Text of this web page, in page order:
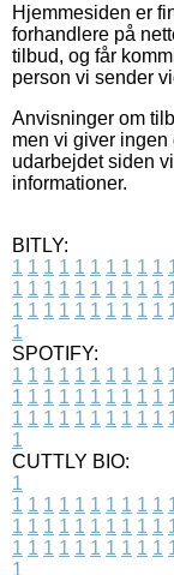
Hjemmesiden er
forhandlere på
tilbud, og får
person vi sender
Anvisninger om
men vi giver
udarbejdet siden
informationer.
BITLY:
1 1 1 1 1 1 1 1 1 1
1 1 1 1 1 1 1 1 1 1
1 1 1 1 1 1 1 1 1 1
1
SPOTIFY:
1 1 1 1 1 1 1 1 1 1
1 1 1 1 1 1 1 1 1 1
1 1 1 1 1 1 1 1 1 1
1
CUTTLY BIO:
1
1 1 1 1 1 1 1 1 1 1
1 1 1 1 1 1 1 1 1 1
1 1 1 1 1 1 1 1 1 1
1